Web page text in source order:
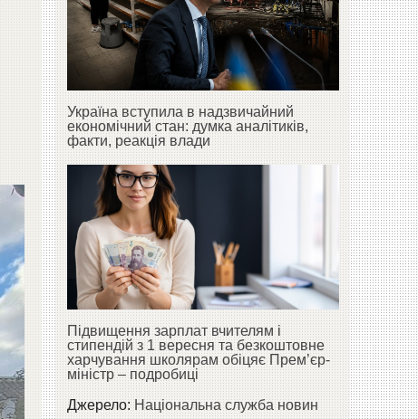
Україна вступила в надзвичайний
економічний стан: думка аналітиків,
факти, реакція влади
Підвищення зарплат вчителям і
стипендій з 1 вересня та безкоштовне
харчування школярам обіцяє Прем’єр-
міністр – подробиці
Джерело:Національна служба новин